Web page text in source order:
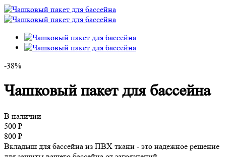
-38%
Чашковый пакет для бассейна
В наличии
500 ₽
800 ₽
Вкладыш для бассейна из ПВХ ткани - это надежное решение